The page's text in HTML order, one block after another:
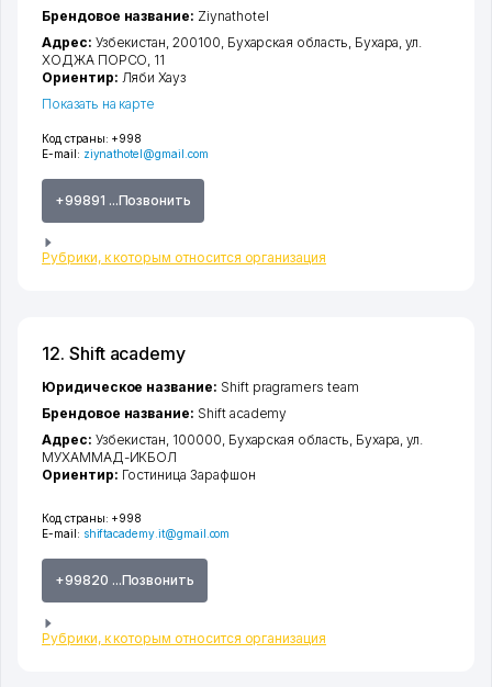
Код страны: +998
E-mail: ziynathotel@gmail.com
+99891 ...Позвонить
Рубрики, к которым относится организация
Брендовое название: Ziynathotel
Адрес: Узбекистан, 200100, Бухарская область, Бухара,ул.
ХОДЖА ПОРСО, 11
Ориентир: Ляби Хауз
Показать на карте
12. Shift academy
Код страны: +998
E-mail: shiftacademy.it@gmail.com
+99820 ...Позвонить
Рубрики, к которым относится организация
Юридическое название: Shift pragramers team
Брендовое название: Shift academy
Адрес: Узбекистан, 100000, Бухарская область, Бухара,ул.
МУХАММАД-ИКБОЛ
Ориентир: Гостиница Зарафшон